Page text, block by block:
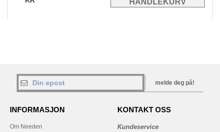
melde deg på!
INFORMASJON
Om Needen
KONTAKT OSS
Kundeservice